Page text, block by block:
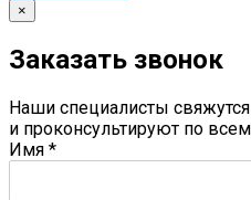
×
Заказать звонок
Наши специалисты
и проконсультируют по
Имя *